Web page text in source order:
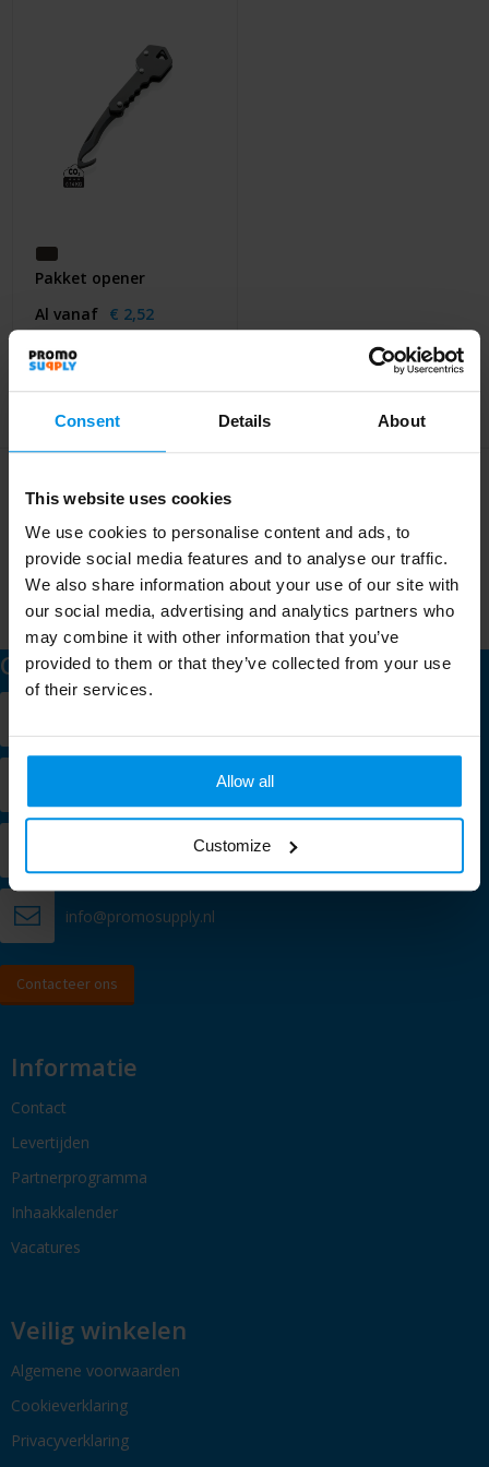
Consent Details About
This website uses cookies
We use cookies to personalise content and ads, to
provide social media features and to analyse our traffic.
We also share information about your use of our site with
our social media, advertising and analytics partners who
may combine it with other information that you’ve
provided to them or that they’ve collected from your use
of their services.
Allow all
Customize
Outdoor & Vrije Tijd
Auto & Veiligheid
Gezondheid & Verzorging
Paraplu's
Pakket opener
Al vanaf € 2,52
4 werkdag(en)
onze leuke aanbiedingen of updates.
Contact
Chat met een specialist
info@promosupply.nl
Contacteer ons
Informatie
Contact
Levertijden
Partnerprogramma
Inhaakkalender
Vacatures
Veilig winkelen
Algemene voorwaarden
Cookieverklaring
Privacyverklaring